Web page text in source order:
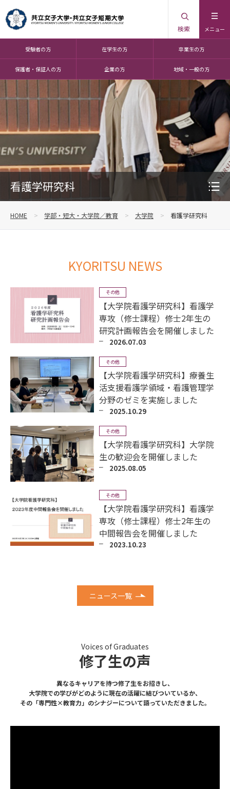
メニュー
検索
受験者の方 在学生の方 卒業生の方
保護者・保証人の方 企業の方 地域・一般の方
看護学研究科
HOME 学部・短大・大学院／教育 大学院 看護学研究科
KYORITSU NEWS
その他
【大学院看護学研究科】看護学
専攻（修士課程）修士2年生の
研究計画報告会を開催しました
2026.07.03
その他
【大学院看護学研究科】療養生
活支援看護学領域・看護管理学
分野のゼミを実施しました
2025.10.29
その他
【大学院看護学研究科】大学院
生の歓迎会を開催しました
2025.08.05
その他
【大学院看護学研究科】看護学
専攻（修士課程）修士2年生の
中間報告会を開催しました
2023.10.23
ニュース一覧
Voices of Graduates
修了生の声
異なるキャリアを持つ修了生をお招きし、
大学院での学びがどのように現在の活躍に結びついているか、
その「専門性×教育力」のシナジーについて語っていただきました。